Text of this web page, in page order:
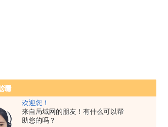
欢迎您！
来自局域网的朋友！有什么可以帮
助您的吗？